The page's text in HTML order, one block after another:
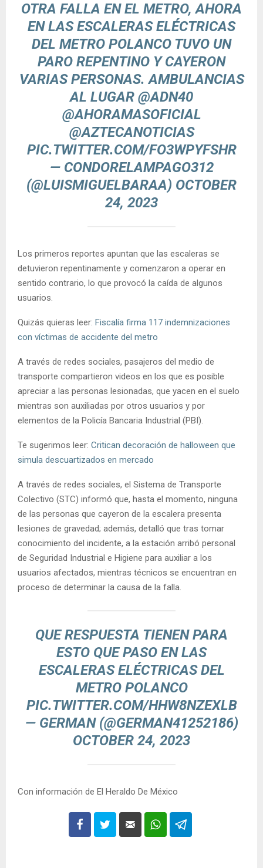
OTRA FALLA EN EL METRO, AHORA
EN LAS ESCALERAS ELÉCTRICAS
DEL METRO POLANCO TUVO UN
PARO REPENTINO Y CAYERON
VARIAS PERSONAS. AMBULANCIAS
AL LUGAR @ADN40
@AHORAMASOFICIAL
@AZTECANOTICIAS
PIC.TWITTER.COM/FO3WPYFSHR
— CONDORELAMPAGO312
(@LUISMIGUELBARAA) OCTOBER
24, 2023
Los primeros reportes apuntan que las escaleras se
detuvieron repentinamente y comenzaron a operar en
sentido contrario, lo que provocó la caída de algunos
usuarios.
Quizás quieras leer: Fiscalía firma 117 indemnizaciones
con víctimas de accidente del metro
A través de redes sociales, pasajeros del medio de
transporte compartieron videos en los que es posible
apreciar a las personas lesionadas, que yacen en el suelo
mientras son auxiliadas por otros usuarios y por
elementos de la Policía Bancaria Industrial (PBI).
Te sugerimos leer: Critican decoración de halloween que
simula descuartizados en mercado
A través de redes sociales, el Sistema de Transporte
Colectivo (STC) informó que, hasta el momento, ninguna
de las personas que cayeron de la escalera presenta
lesiones de gravedad; además, detalló que tras tomar
conocimiento del incidente, a la estación arribó personal
de Seguridad Industrial e Higiene para auxiliar a los
usuarios afectados, mientras técnicos se encuentran en
proceso de determinar la causa de la falla.
QUE RESPUESTA TIENEN PARA
ESTO QUE PASO EN LAS
ESCALERAS ELÉCTRICAS DEL
METRO POLANCO
PIC.TWITTER.COM/HHW8NZEXLB
— GERMAN (@GERMAN41252186)
OCTOBER 24, 2023
Con información de El Heraldo De México